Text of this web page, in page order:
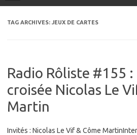
TAG ARCHIVES: JEUX DE CARTES
Radio Rôliste #155
croisée Nicolas Le
Martin
Invités : Nicolas Le Vif & Côme